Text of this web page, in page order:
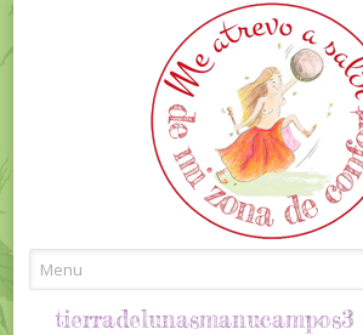
tierradelunasmanucampos3